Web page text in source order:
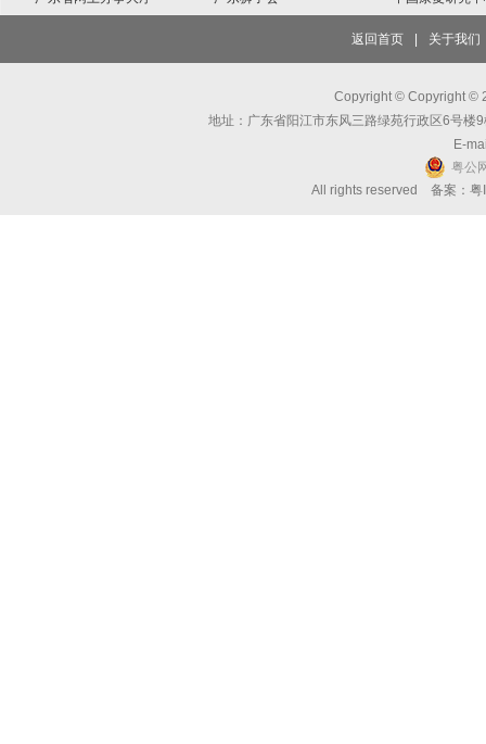
返回首页 关于我们
Copyright © Copyright ©
地址：广东省阳江市东风三路绿苑行政区6号
E-
粤公
All rights reserved 备案：粤